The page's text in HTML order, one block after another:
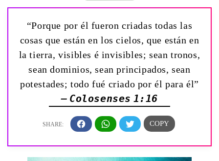
“Porque por él fueron criadas todas las
cosas que están en los cielos, que están en
la tierra, visibles é invisibles; sean tronos,
sean dominios, sean principados, sean
potestades; todo fué criado por él para él”
— Colosenses 1:16